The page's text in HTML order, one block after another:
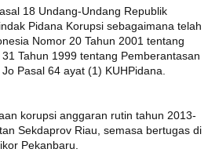
18 Undang-Undang Republik
Pidana Korupsi sebagaimana telah
Nomor 20 Tahun 2001 tentang
Tahun 1999 tentang Pemberantasan
Pasal 64 ayat (1) KUHPidana.
korupsi anggaran rutin tahun 2013-
Sekdaprov Riau, semasa bertugas di
Pekanbaru.